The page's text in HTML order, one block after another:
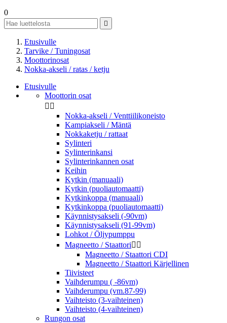
0

Etusivulle
Tarvike / Tuningosat
Moottorinosat
Nokka-akseli / ratas / ketju
Etusivulle
Moottorin osat
 
Nokka-akseli / Venttiilikoneisto
Kampiakseli / Mäntä
Nokkaketju / rattaat
Sylinteri
Sylinterinkansi
Sylinterinkannen osat
Keihin
Kytkin (manuaali)
Kytkin (puoliautomaatti)
Kytkinkoppa (manuaali)
Kytkinkoppa (puoliautomaatti)
Käynnistysakseli (-90vm)
Käynnistysakseli (91-99vm)
Lohkot / Öljypumppu
Magneetto / Staattori 
Magneetto / Staattori CDI
Magneetto / Staattori Kärjellinen
Tiivisteet
Vaihderumpu ( -86vm)
Vaihderumpu (vm.87-99)
Vaihteisto (3-vaihteinen)
Vaihteisto (4-vaihteinen)
Rungon osat